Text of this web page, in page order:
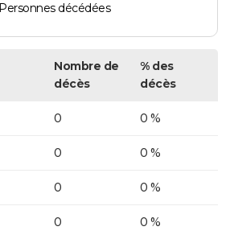
Personnes décédées
Nombre de
décès
% des
décès
0 0 %
0 0 %
0 0 %
0 0 %